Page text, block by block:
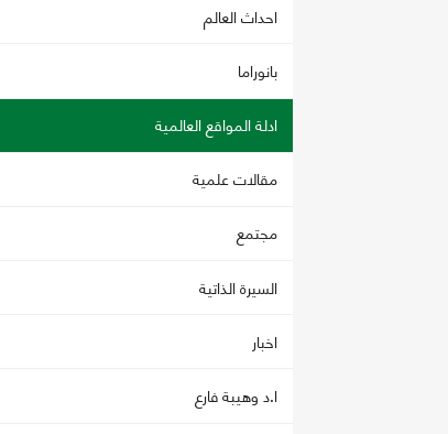
احداث العالم
بانوراما
ادلة المواقع العالمية
مقالات علمية
مجتمع
السيرة الذاتية
اخبار
ا.د وهيبة فارع